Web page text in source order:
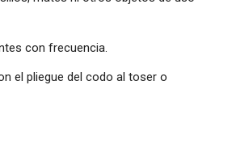
con frecuencia.
el pliegue del codo al toser o